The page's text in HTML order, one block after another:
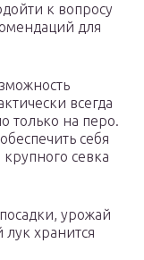
к вопросу
для
всегда
только на перо.
себя
севка
урожай
хранится